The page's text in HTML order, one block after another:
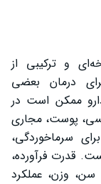
و ترکیبی از
درمان بعضی
ممکن است در
پوست، مجاری
سرماخوردگی،
قدرت فرآورده،
وزن، عملکرد